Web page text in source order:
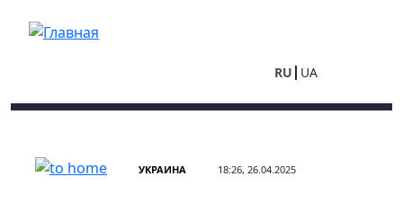
RU UA
УКРАИНА 18:26, 26.04.2025